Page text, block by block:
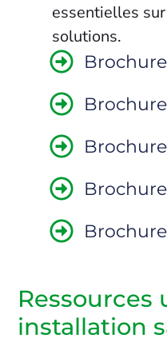
essentielles
solutions.
Ressources
installation